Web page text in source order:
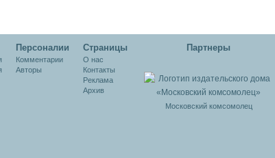
Персоналии
Комментарии
Авторы
Cтраницы
О нас
Контакты
Реклама
Архив
Партнеры
Московский комсомолец